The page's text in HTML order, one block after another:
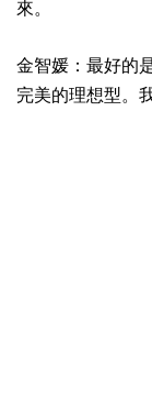
來。
金智媛：最好的
完美的理想型。